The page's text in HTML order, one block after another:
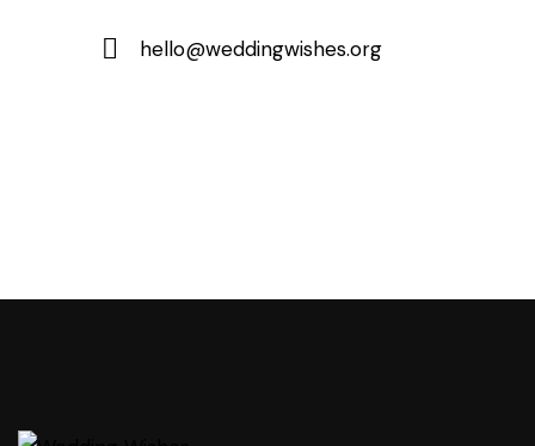
hello@weddingwishes.org